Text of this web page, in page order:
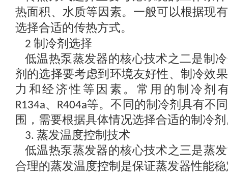
热面积、水质等因素。一般可以根据现
选择合适的传热方式。
2 制冷剂选择
低温热泵蒸发器的核心技术之二是制
剂的选择要考虑到环境友好性、制冷效
力和经济性等因素。常用的制冷剂
R134a、 R404a等。不同的制冷剂具有不
围，需要根据具体情况选择合适的制冷
3. 蒸发温度控制技术
低温热泵蒸发器的核心技术之三是蒸
合理的蒸发温度控制是保证蒸发器性能